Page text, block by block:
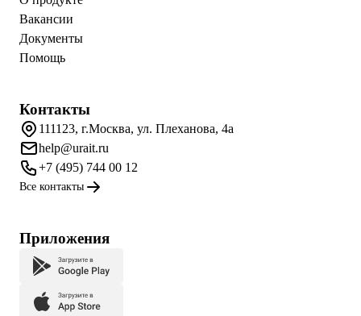
Вакансии
Документы
Помощь
Контакты
111123, г.Москва, ул. Плеханова, 4а
help@urait.ru
+7 (495) 744 00 12
Все контакты
Приложения